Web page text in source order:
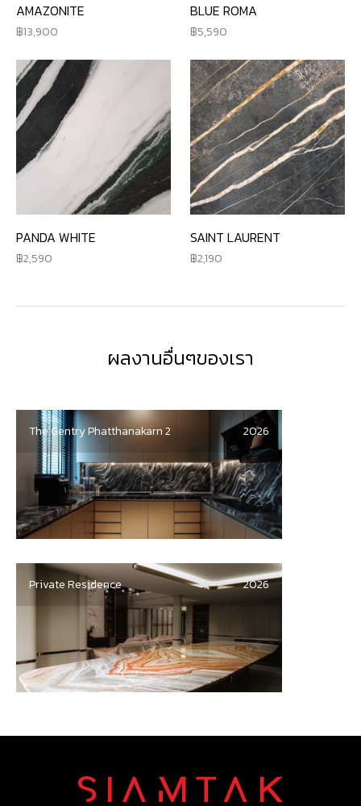
AMAZONITE
13,900
BLUE ROMA
5,590
PANDA WHITE
2,590
SAINT LAURENT
2,190
ผลงานอื่นๆของเรา
The Gentry Phatthanakarn 2 2026
Private Residence 2026